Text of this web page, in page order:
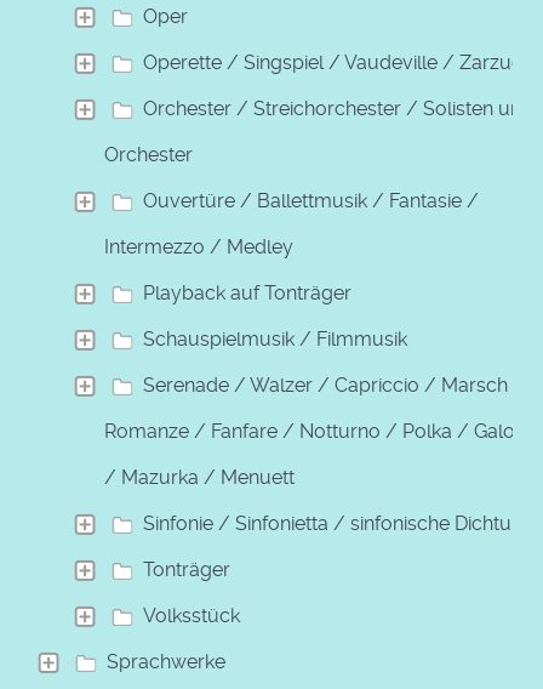
Oper
Operette / Singspiel / Vaudeville / Zarzuela
Orchester / Streichorchester / Solisten und
Orchester
Ouvertüre / Ballettmusik / Fantasie /
Intermezzo / Medley
Playback auf Tonträger
Schauspielmusik / Filmmusik
Serenade / Walzer / Capriccio / Marsch /
Romanze / Fanfare / Notturno / Polka / Galopp
/ Mazurka / Menuett
Sinfonie / Sinfonietta / sinfonische Dichtung
Tonträger
Volksstück
Sprachwerke